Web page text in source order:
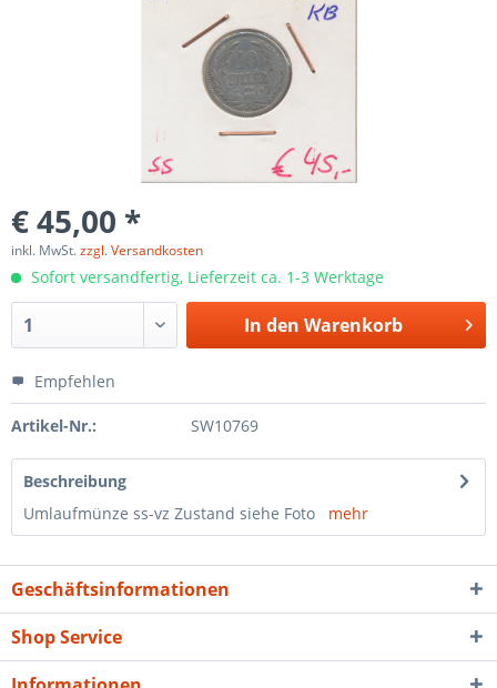
€ 45,00 *
inkl. MwSt.zzgl. Versandkosten
Sofort versandfertig, Lieferzeit ca. 1-3 Werktage
In den Warenkorb
Empfehlen
Artikel-Nr.: SW10769
Beschreibung
Umlaufmünze ss-vz Zustand siehe Foto mehr
Geschäftsinformationen
Shop Service